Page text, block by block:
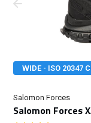
WIDE - ISO 20347
Salomon Forces
Salomon Forces